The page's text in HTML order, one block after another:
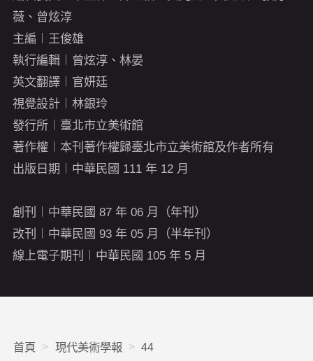
薇、曾炫淳
主編︱王俊雄
執行編輯︱曾炫淳、林晏
英文翻譯︱官妍廷
視覺設計︱林銀玲
發行所︱臺北市立美術館
著作權︱本刊著作權歸臺北市立美術館及作者所有
出版日期︱中華民國 111 年 12 月
創刊︱中華民國 87 年 06 月（年刊）
改刊︱中華民國 93 年 05 月（半年刊）
線上電子期刊︱中華民國 105 年 5 月
首頁 現代美術學報 44